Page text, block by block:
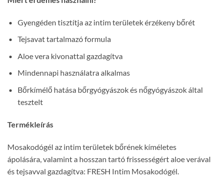
Gyengéden tisztítja az intim területek érzékeny bőrét
Tejsavat tartalmazó formula
Aloe vera kivonattal gazdagítva
Mindennapi használatra alkalmas
Bőrkímélő hatása bőrgyógyászok és nőgyógyászok által
tesztelt
Termékleírás
Mosakodógél az intim területek bőrének kíméletes
ápolására, valamint a hosszan tartó frissességért aloe verával
és tejsavval gazdagítva: FRESH Intim Mosakodógél.